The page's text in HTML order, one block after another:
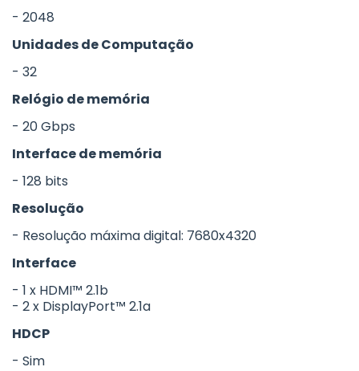
- 2048
Unidades de Computação
- 32
Relógio de memória
- 20 Gbps
Interface de memória
- 128 bits
Resolução
- Resolução máxima digital: 7680x4320
Interface
- 1 x HDMI™ 2.1b
- 2 x DisplayPort™ 2.1a
HDCP
- Sim